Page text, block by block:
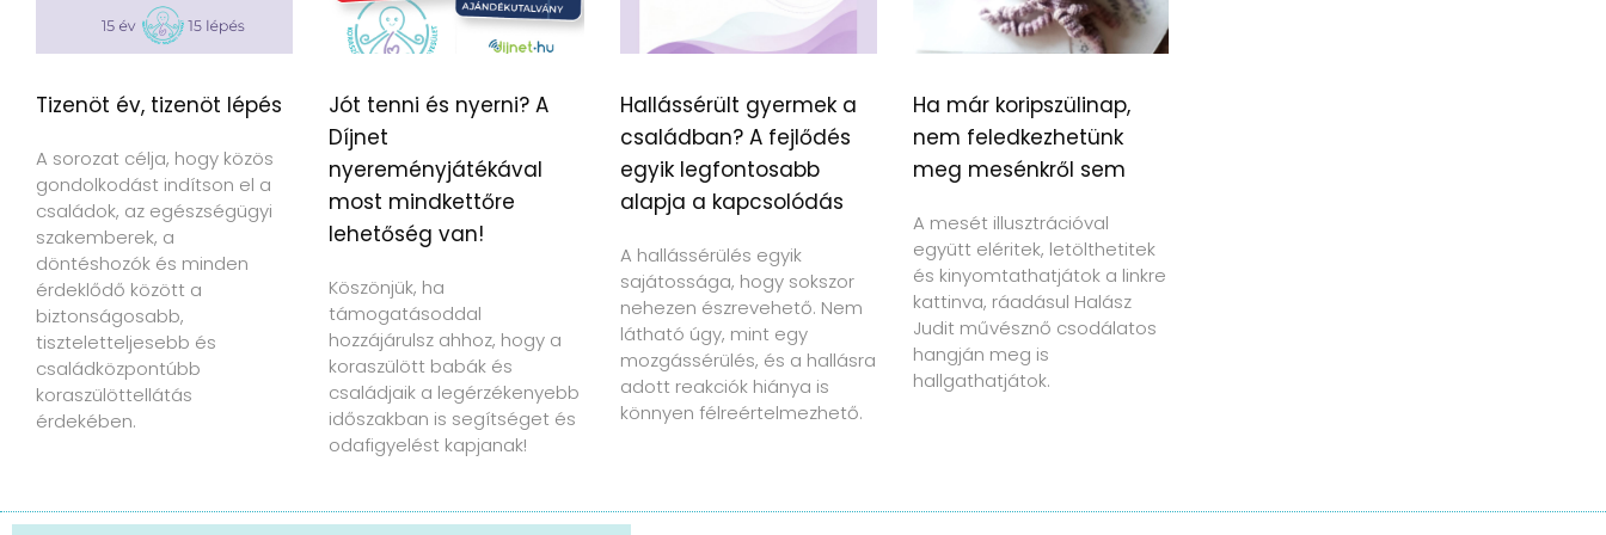
Tizenöt év, tizenöt lépés
A sorozat célja, hogy közös
gondolkodást indítson el a
családok, az egészségügyi
szakemberek, a
döntéshozók és minden
érdeklődő között a
biztonságosabb,
tiszteletteljesebb és
családközpontúbb
koraszülöttellátás
érdekében.
Jót tenni és nyerni? A
Díjnet
nyereményjátékával
most mindkettőre
lehetőség van!
Köszönjük, ha
támogatásoddal
hozzájárulsz ahhoz, hogy a
koraszülött babák és
családjaik a legérzékenyebb
időszakban is segítséget és
odafigyelést kapjanak!
Hallássérült gyermek a
családban? A fejlődés
egyik legfontosabb
alapja a kapcsolódás
A hallássérülés egyik
sajátossága, hogy sokszor
nehezen észrevehető. Nem
látható úgy, mint egy
mozgássérülés, és a hallásra
adott reakciók hiánya is
könnyen félreértelmezhető.
Ha már koripszülinap,
nem feledkezhetünk
meg mesénkről sem
A mesét illusztrációval
együtt eléritek, letölthetitek
és kinyomtathatjátok a linkre
kattinva, ráadásul Halász
Judit művésznő csodálatos
hangján meg is
hallgathatjátok.